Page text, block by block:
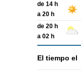
de 14 h
a 20 h
de 20 h
a 02 h
El tiempo el